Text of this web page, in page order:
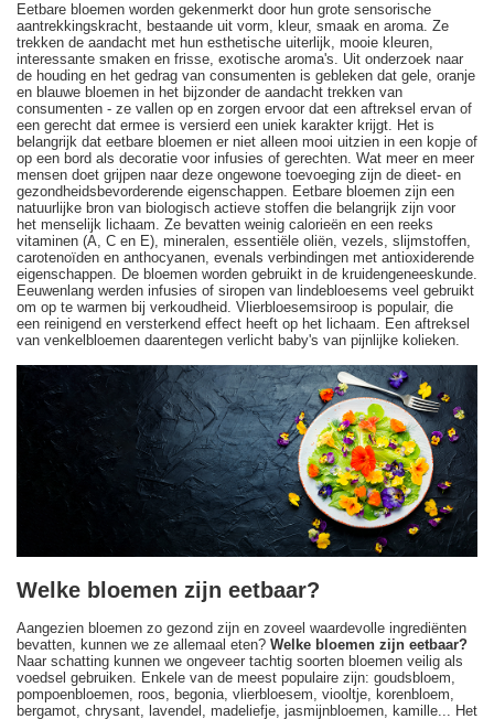
Eetbare bloemen worden gekenmerkt door hun grote sensorische
aantrekkingskracht, bestaande uit vorm, kleur, smaak en aroma. Ze
trekken de aandacht met hun esthetische uiterlijk, mooie kleuren,
interessante smaken en frisse, exotische aroma's. Uit onderzoek naar
de houding en het gedrag van consumenten is gebleken dat gele, oranje
en blauwe bloemen in het bijzonder de aandacht trekken van
consumenten - ze vallen op en zorgen ervoor dat een aftreksel ervan of
een gerecht dat ermee is versierd een uniek karakter krijgt. Het is
belangrijk dat eetbare bloemen er niet alleen mooi uitzien in een kopje of
op een bord als decoratie voor infusies of gerechten. Wat meer en meer
mensen doet grijpen naar deze ongewone toevoeging zijn de dieet- en
gezondheidsbevorderende eigenschappen. Eetbare bloemen zijn een
natuurlijke bron van biologisch actieve stoffen die belangrijk zijn voor
het menselijk lichaam. Ze bevatten weinig calorieën en een reeks
vitaminen (A, C en E), mineralen, essentiële oliën, vezels, slijmstoffen,
carotenoïden en anthocyanen, evenals verbindingen met antioxiderende
eigenschappen. De bloemen worden gebruikt in de kruidengeneeskunde.
Eeuwenlang werden infusies of siropen van lindebloesems veel gebruikt
om op te warmen bij verkoudheid. Vlierbloesemsiroop is populair, die
een reinigend en versterkend effect heeft op het lichaam. Een aftreksel
van venkelbloemen daarentegen verlicht baby's van pijnlijke kolieken.
Welke bloemen zijn eetbaar?
Aangezien bloemen zo gezond zijn en zoveel waardevolle ingrediënten
bevatten, kunnen we ze allemaal eten? Welke bloemen zijn eetbaar?
Naar schatting kunnen we ongeveer tachtig soorten bloemen veilig als
voedsel gebruiken. Enkele van de meest populaire zijn: goudsbloem,
pompoenbloemen, roos, begonia, vlierbloesem, viooltje, korenbloem,
bergamot, chrysant, lavendel, madeliefje, jasmijnbloemen, kamille... Het